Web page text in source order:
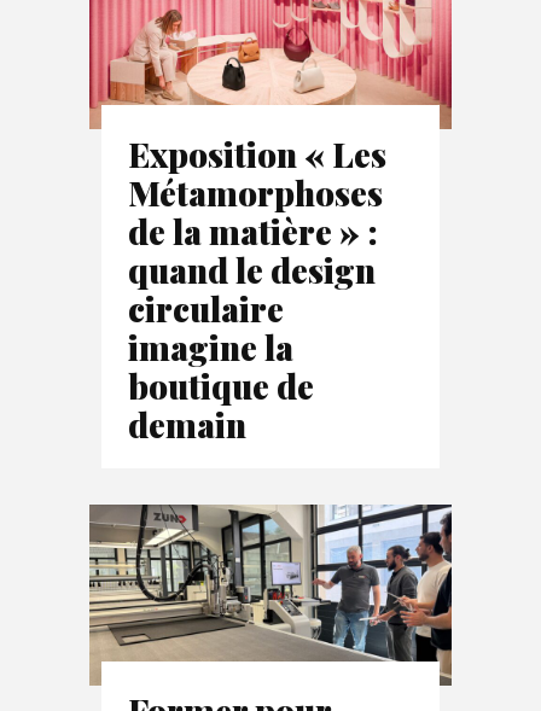
Exposition « Les
Métamorphoses
de la matière » :
quand le design
circulaire
imagine la
boutique de
demain